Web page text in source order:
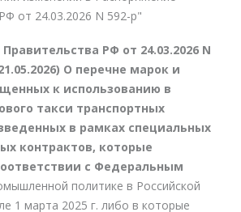
от 24.03.2026 N 592-р"
РФ от 24.03.2026 N
О перечне марок и
к использованию в
такси транспортных
в рамках специальных
контрактов, которые
с Федеральным
политике в Российской
1 марта 2025 г. либо в которые